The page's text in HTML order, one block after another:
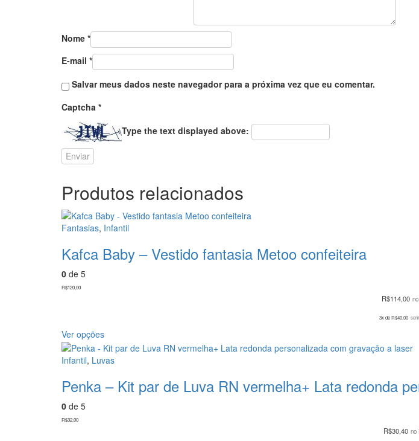
Nome *
E-mail *
Salvar meus dados neste navegador para a próxima vez que eu comentar.
Captcha *
Type the text displayed above:
Produtos relacionados
Fantasias, Infantil
Kafca Baby – Vestido fantasia Metoo confeiteira
0 de 5
R$120,00
R$114,00
3x deR$40,00
Ver opções
Infantil, Luvas
Penka – Kit par de Luva RN vermelha+ Lata redonda
0 de 5
R$32,00
R$30,40 no